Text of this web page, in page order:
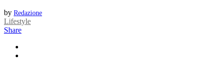
by Redazione
Lifestyle
Share